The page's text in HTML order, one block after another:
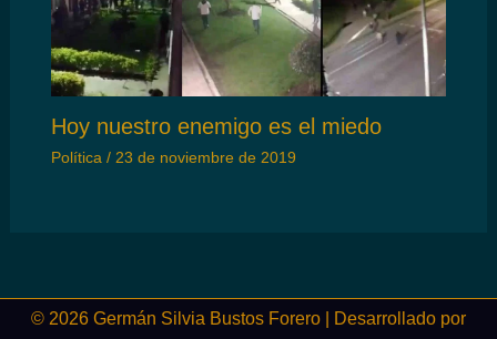
Hoy nuestro enemigo es el miedo
Política/ 23 de noviembre de 2019
© 2026 Germán Silvia Bustos Forero | Desarrollado por